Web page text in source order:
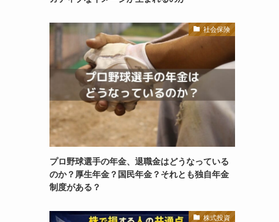
社会保険
プロ野球選手の年金、退職金はどうなっている
のか？厚生年金？国民年金？それとも独自年金
制度がある？
株式投資